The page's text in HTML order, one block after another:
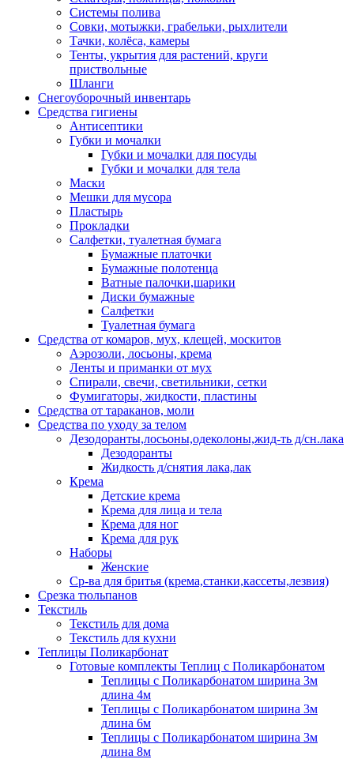
Системы полива
Совки, мотыжки, грабельки, рыхлители
Тачки, колёса, камеры
Тенты, укрытия для растений, круги
приствольные
Шланги
Снегоуборочный инвентарь
Средства гигиены
Антисептики
Губки и мочалки
Губки и мочалки для посуды
Губки и мочалки для тела
Маски
Мешки для мусора
Пластырь
Прокладки
Салфетки, туалетная бумага
Бумажные платочки
Бумажные полотенца
Ватные палочки,шарики
Диски бумажные
Салфетки
Туалетная бумага
Средства от комаров, мух, клещей, москитов
Аэрозоли, лосьоны, крема
Ленты и приманки от мух
Спирали, свечи, светильники, сетки
Фумигаторы, жидкости, пластины
Средства от тараканов, моли
Средства по уходу за телом
Дезодоранты,лосьоны,одеколоны,жид-ть д/сн.лака
Дезодоранты
Жидкость д/снятия лака,лак
Крема
Детские крема
Крема для лица и тела
Крема для ног
Крема для рук
Наборы
Женские
Ср-ва для бритья (крема,станки,кассеты,лезвия)
Срезка тюльпанов
Текстиль
Текстиль для дома
Текстиль для кухни
Теплицы Поликарбонат
Готовые комплекты Теплиц с Поликарбонатом
Теплицы с Поликарбонатом ширина 3м
длина 4м
Теплицы с Поликарбонатом ширина 3м
длина 6м
Теплицы с Поликарбонатом ширина 3м
длина 8м